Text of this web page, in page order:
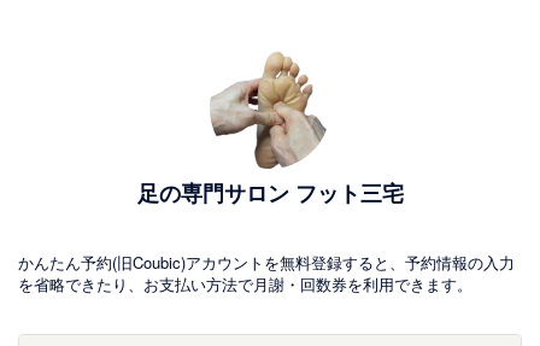
足の専門サロン フット三宅
かんたん予約(旧Coubic)アカウントを無料登録すると、予約情報の入力
を省略できたり、お支払い方法で月謝・回数券を利用できます。